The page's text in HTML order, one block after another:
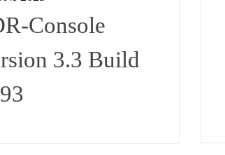
Console
3.3 Build